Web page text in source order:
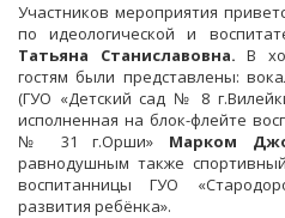
Участников мероприятия
по идеологической и
Татьяна Станиславовна. В
гостям были представлены:
(ГУО «Детский сад № 8
исполненная на блок-флейте
№ 31 г.Орши» Марком
равнодушным также
воспитанницы ГУО
развития ребёнка».